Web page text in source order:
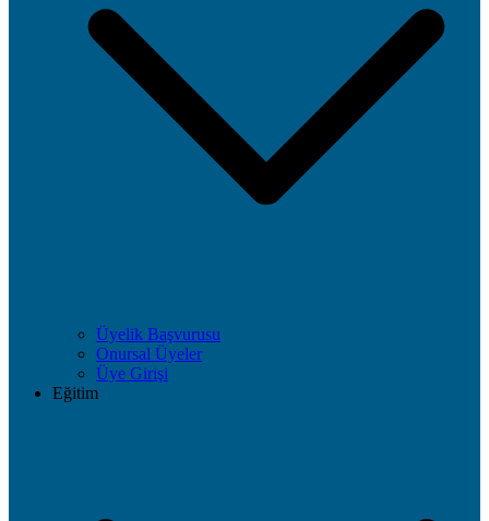
Üyelik Başvurusu
Onursal Üyeler
Üye Girişi
Eğitim